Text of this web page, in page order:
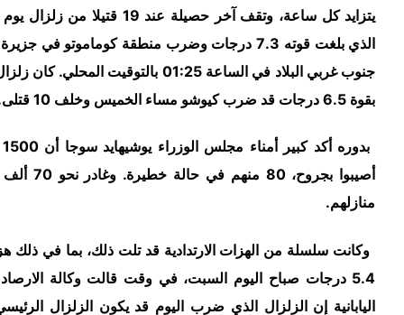
يتزايد كل ساعة، وتقف آخر حصيلة عند 19 قتيلا من زلزال يوم السبت
الذي بلغت قوته 7.3 درجات وضرب منطقة كوماموتو في جزيرة كيوشو
جنوب غربي البلاد في الساعة 01:25 بالتوقيت المحلي. كان زلزال سابق
بدوره أكد كبير أمناء مجلس الوزراء يوشيهايد سوجا أن 1500 شخصا
أصيبوا بجروح، 80 منهم في حالة خطيرة. وغادر نحو 70 ألف شخص
سلسلة من الهزات الارتدادية قد تلت ذلك، بما في ذلك هزة بقوة
5.4 درجات صباح اليوم السبت، في وقت قالت وكالة الارصاد الجوية
إن الزلزال الذي ضرب اليوم قد يكون الزلزال الرئيسي، بينما